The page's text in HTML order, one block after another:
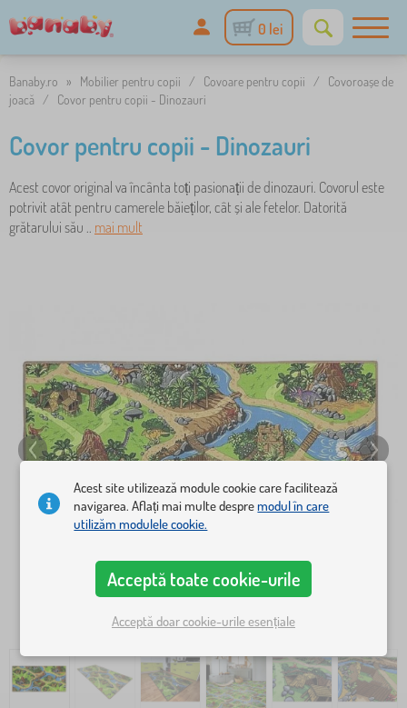
0 lei
Banaby.ro » Mobilier pentru copii / Covoare pentru copii /
Covoroașe de
joacă
/ Covor pentru copii - Dinozauri
Covor pentru copii - Dinozauri
Acest covor original va încânta toți pasionații de dinozauri. Covorul este
potrivit atât pentru camerele băieților, cât și ale fetelor. Datorită
grătarului său .. mai mult
Acest site utilizează module cookie care facilitează
navigarea. Aflați mai multe despremodul în care
utilizăm modulele cookie.
Acceptă toate cookie-urile
Acceptă doar cookie-urile esențiale